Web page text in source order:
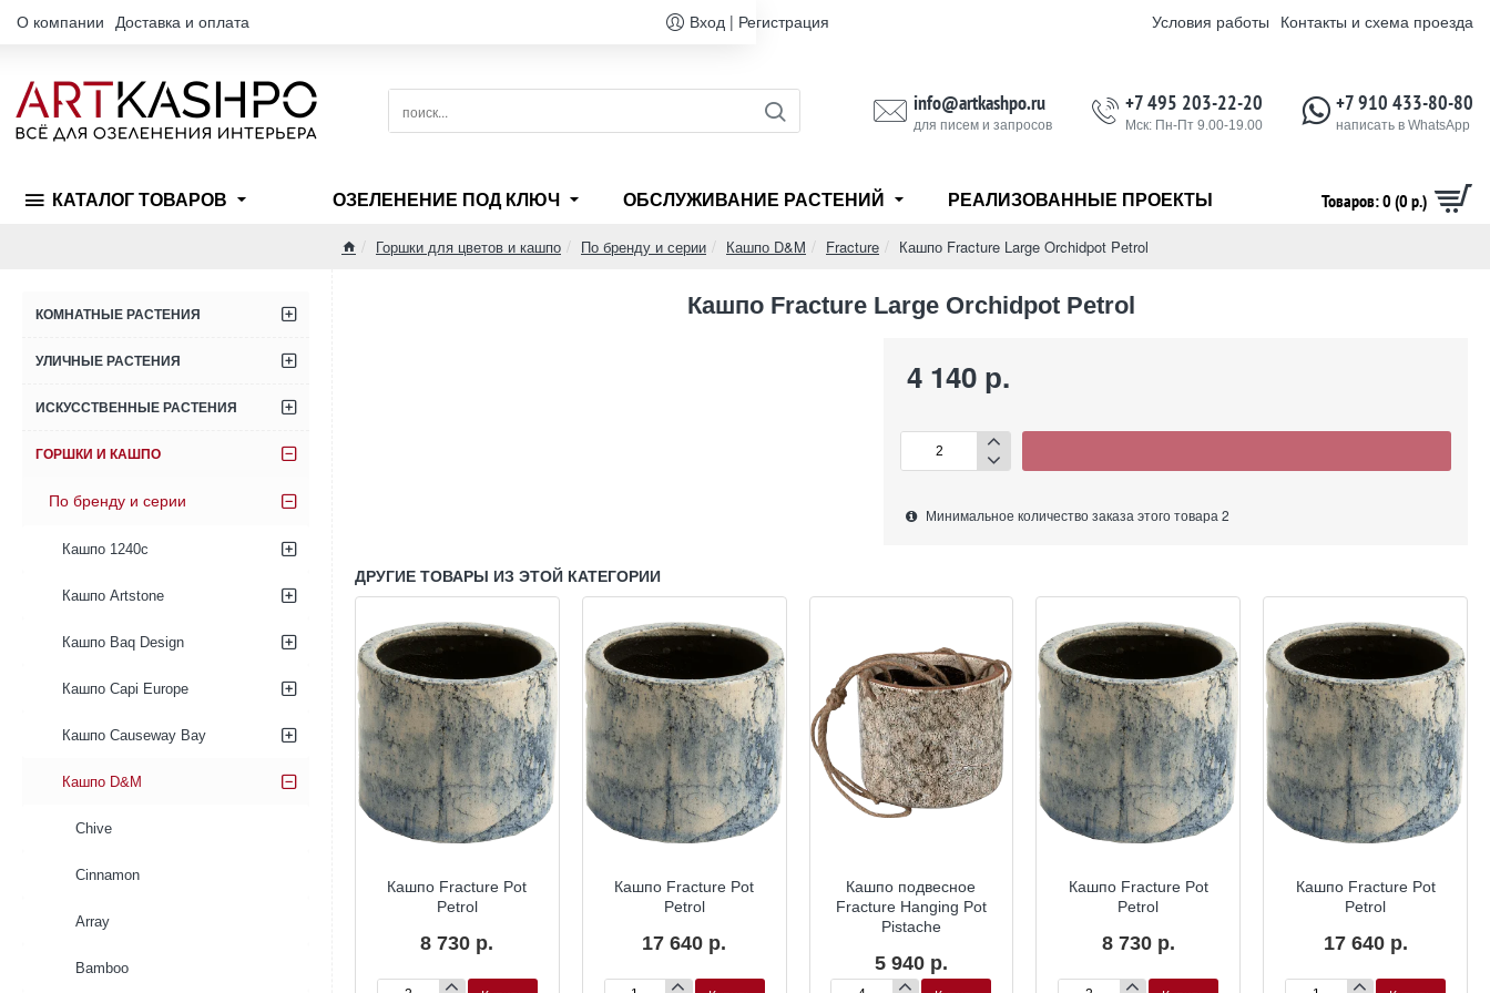
О компании Доставка и оплата Вход | Регистрация Условия работы Контакты и схема проезда
поиск...
info@artkashpo.ru
для писем и запросов
+7 495 203-22-20
Мск: Пн-Пт 9.00-19.00
+7 910 433-80-80
написать в WhatsApp
КАТАЛОГ ТОВАРОВ ОЗЕЛЕНЕНИЕ ПОД КЛЮЧ ОБСЛУЖИВАНИЕ РАСТЕНИЙ РЕАЛИЗОВАННЫЕ ПРОЕКТЫ Товаров: 0 (0 р.)
Горшки для цветов и кашпо По бренду и серии Кашпо D&M Fracture Кашпо Fracture Large Orchidpot Petrol
КОМНАТНЫЕ РАСТЕНИЯ
УЛИЧНЫЕ РАСТЕНИЯ
ИСКУССТВЕННЫЕ РАСТЕНИЯ
ГОРШКИ И КАШПО
По бренду и серии
Кашпо 1240c
Кашпо Artstone
Кашпо Baq Design
Кашпо Capi Europe
Кашпо Causeway Bay
Кашпо D&M
Chive
Cinnamon
Array
Bamboo
Кашпо Fracture Large Orchidpot Petrol
4 140 р.
Минимальное количество заказа этого товара 2
ДРУГИЕ ТОВАРЫ ИЗ ЭТОЙ КАТЕГОРИИ
Кашпо Fracture Pot
Petrol
8 730 р.
Кашпо Fracture Pot
Petrol
17 640 р.
Кашпо подвесное
Fracture Hanging Pot
Pistache
5 940 р.
Кашпо Fracture Pot
Petrol
8 730 р.
Кашпо Fracture Pot
Petrol
17 640 р.